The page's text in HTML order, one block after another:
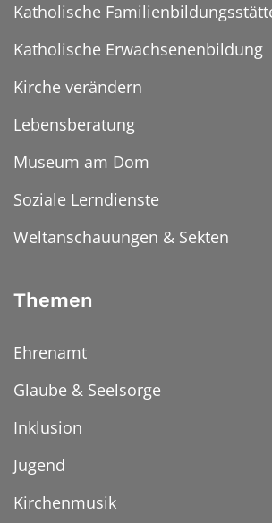
Katholische
Katholische Erwachsenenbildung
Kirche verändern
Lebensberatung
Museum am Dom
Soziale Lerndienste
Weltanschauungen & Sekten
Themen
Ehrenamt
Glaube & Seelsorge
Inklusion
Jugend
Kirchenmusik